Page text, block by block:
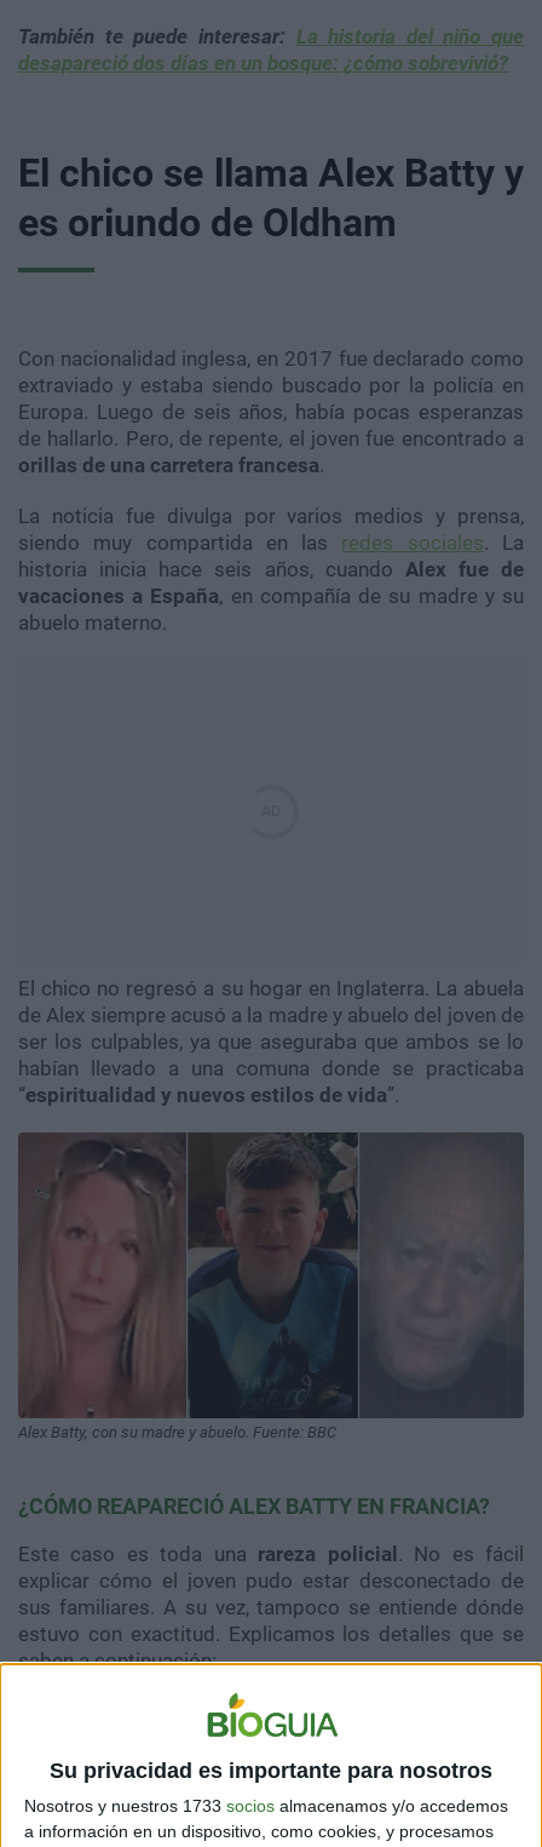
Su privacidad es importante para nosotros
Nosotros y nuestros 1733 socios almacenamos y/o accedemos
a información en un dispositivo, como cookies, y procesamos
También te puede interesar: La historia del niño que
desapareció dos días en un bosque: ¿cómo sobrevivió?
El chico se llama Alex Batty y
es oriundo de Oldham
Con nacionalidad inglesa, en 2017 fue declarado como
extraviado y estaba siendo buscado por la policía en
Europa. Luego de seis años, había pocas esperanzas
de hallarlo. Pero, de repente, el joven fue encontrado a
orillas de una carretera francesa.
La noticia fue divulga por varios medios y prensa,
siendo muy compartida en las redes sociales. La
historia inicia hace seis años, cuando Alex fue de
vacaciones a España, en compañía de su madre y su
abuelo materno.
El chico no regresó a su hogar en Inglaterra. La abuela
de Alex siempre acusó a la madre y abuelo del joven de
ser los culpables, ya que aseguraba que ambos se lo
habían llevado a una comuna donde se practicaba
“espiritualidad y nuevos estilos de vida”.
Alex Batty, con su madre y abuelo. Fuente: BBC
¿CÓMO REAPARECIÓ ALEX BATTY EN FRANCIA?
Este caso es toda una rareza policial . No es fácil
explicar cómo el joven pudo estar desconectado de
sus familiares. A su vez, tampoco se entiende dónde
estuvo con exactitud. Explicamos los detalles que se
saben a continuación: